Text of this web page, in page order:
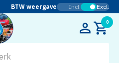
BTW weergave Incl. Excl.
0